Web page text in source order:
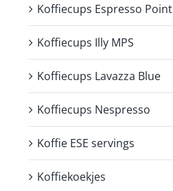
Koffiecups Espresso Point
Koffiecups Illy MPS
Koffiecups Lavazza Blue
Koffiecups Nespresso
Koffie ESE servings
Koffiekoekjes